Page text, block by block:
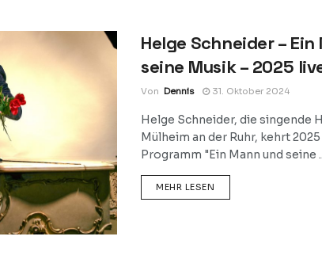
Helge Schneider –
seine Musik – 2025
Von Dennis 31. Oktober 2024
Helge Schneider, die singende
Mülheim an der Ruhr, kehrt
Programm "Ein Mann und seine
MEHR LESEN